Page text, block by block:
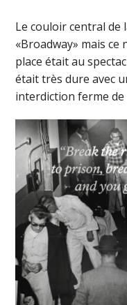
Le couloir central de
«Broadway» mais ce
place était au
était très dure avec
interdiction ferme de